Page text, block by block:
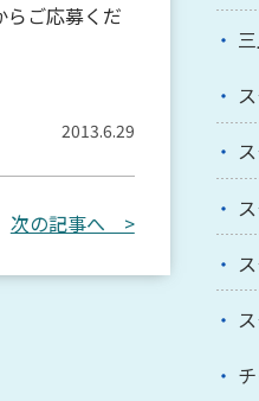
ご応募くだ
2013.6.29
次の記事へ >